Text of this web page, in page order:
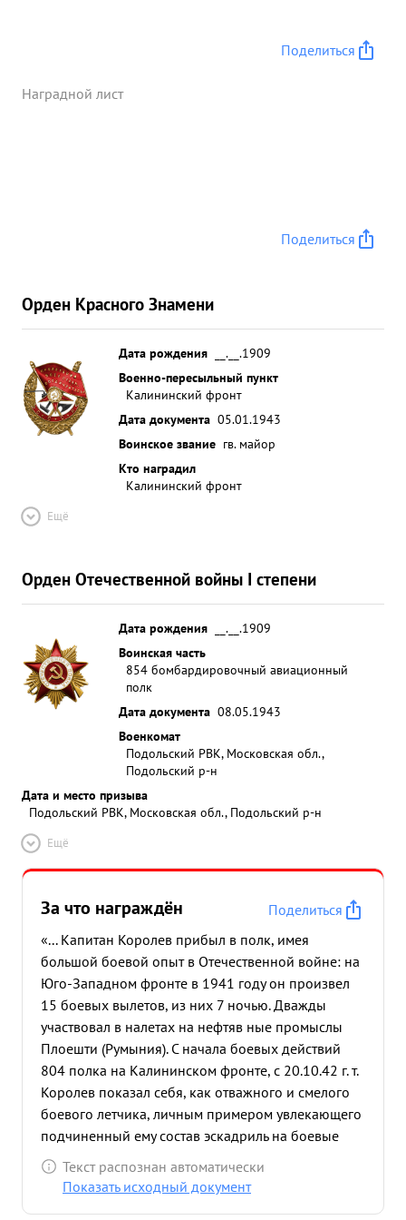
Калининском фронте, днем. За мужество и отвагу
материальный ущерб противнику тов. КОРОЛЕВ
Поделиться
Наградной лист
Поделиться
Орден Красного Знамени
Дата рождения
__.__.1909
Военно-пересыльный пункт
Калининский фронт
Дата документа 05.01.1943
Воинское звание гв. майор
Кто наградил
Калининский фронт
Ещё
Орден Отечественной войны I степени
Дата рождения
__.__.1909
Воинская часть
854 бомбардировочный авиационный
полк
Дата документа 08.05.1943
Военкомат
Подольский РВК, Московская обл.,
Подольский р-н
Дата и место призыва
Подольский РВК, Московская обл., Подольский р-н
Ещё
За что награждён
Поделиться
«... Капитан Королев прибыл в полк, имея
большой боевой опыт в Отечественной войне: на
Юго-Западном фронте в 1941 году он произвел
15 боевых вылетов, из них 7 ночью. Дважды
участвовал в налетах на нефтяв ные промыслы
Плоешти (Румыния). С начала боевых действий
804 полка на Калининском фронте, с 20.10.42 г. т.
Королев показал себя, как отважного и смелого
боевого летчика, личным примером увлекающего
подчиненный ему состав эскадриль на боевые
подвиги. Многократно водил он свою эскадрилью
на уничтожение живой силы и техники
Текст распознан автоматически
Показать исходный документ